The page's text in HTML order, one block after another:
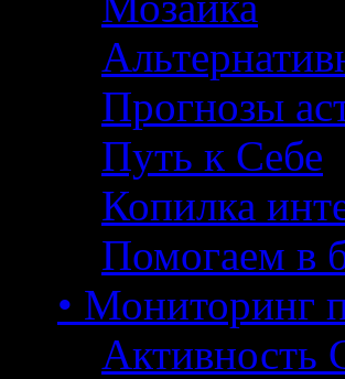
Прогнозы
Путь к Себе
Копилка
Помогаем в
• Мониторинг
Активность